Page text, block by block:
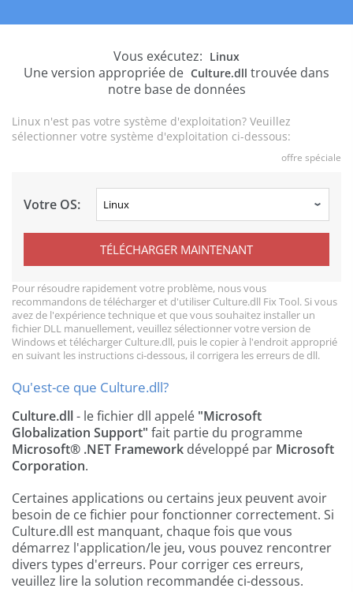
Vous exécutez: Linux
Une version appropriée de Culture.dll trouvée dans
notre base de données
Linux n'est pas votre système d'exploitation? Veuillez
sélectionner votre système d'exploitation ci-dessous:
offre spéciale
Votre OS:
TÉLÉCHARGER MAINTENANT
Pour résoudre rapidement votre problème, nous vous
recommandons de télécharger et d'utiliser Culture.dll Fix Tool. Si vous
avez de l'expérience technique et que vous souhaitez installer un
fichier DLL manuellement, veuillez sélectionner votre version de
Windows et télécharger Culture.dll, puis le copier à l'endroit approprié
en suivant les instructions ci-dessous, il corrigera les erreurs de dll.
Qu'est-ce que Culture.dll?
Culture.dll- le fichier dll appelé "Microsoft
Globalization Support" fait partie du programme
Microsoft® .NET Framework développé par Microsoft
Corporation.
Certaines applications ou certains jeux peuvent avoir
besoin de ce fichier pour fonctionner correctement. Si
Culture.dll est manquant, chaque fois que vous
démarrez l'application/le jeu, vous pouvez rencontrer
divers types d'erreurs. Pour corriger ces erreurs,
veuillez lire la solution recommandée ci-dessous.